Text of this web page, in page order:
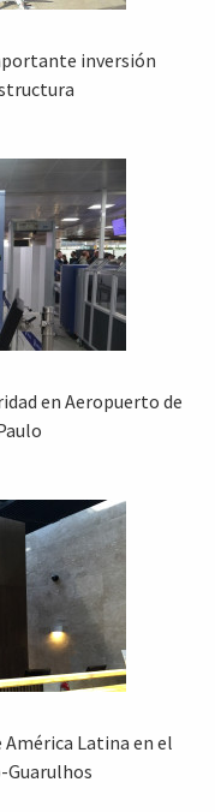
inversión
en Aeropuerto de
América Latina en el
Guarulhos